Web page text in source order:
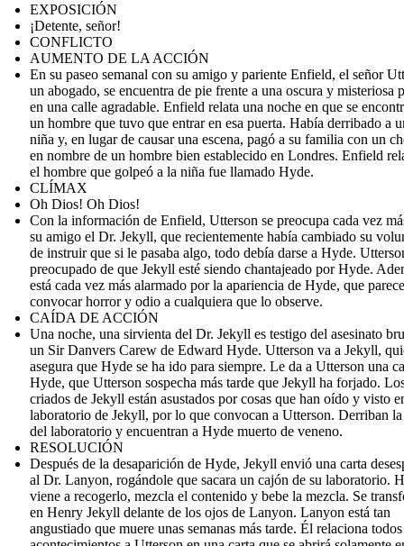
EXPOSICIÓN
¡Detente, señor!
CONFLICTO
AUMENTO DE LA ACCIÓN
En su paseo semanal con su amigo y pariente Enfield, el señor
un abogado, se encuentra de pie frente a una oscura y misteriosa
en una calle agradable. Enfield relata una noche en que se
un hombre que tuvo que entrar en esa puerta. Había derribado a
niña y, en lugar de causar una escena, pagó a su familia con un
en nombre de un hombre bien establecido en Londres. Enfield
el hombre que golpeó a la niña fue llamado Hyde.
CLÍMAX
Oh Dios! Oh Dios!
Con la información de Enfield, Utterson se preocupa cada vez
su amigo el Dr. Jekyll, que recientemente había cambiado su
de instruir que si le pasaba algo, todo debía darse a Hyde.
preocupado de que Jekyll esté siendo chantajeado por Hyde.
está cada vez más alarmado por la apariencia de Hyde, que parece
convocar horror y odio a cualquiera que lo observe.
CAÍDA DE ACCIÓN
Una noche, una sirvienta del Dr. Jekyll es testigo del asesinato
un Sir Danvers Carew de Edward Hyde. Utterson va a Jekyll,
asegura que Hyde se ha ido para siempre. Le da a Utterson una
Hyde, que Utterson sospecha más tarde que Jekyll ha forjado.
criados de Jekyll están asustados por cosas que han oído y visto
laboratorio de Jekyll, por lo que convocan a Utterson. Derriban
del laboratorio y encuentran a Hyde muerto de veneno.
RESOLUCIÓN
Después de la desaparición de Hyde, Jekyll envió una carta
al Dr. Lanyon, rogándole que sacara un cajón de su laboratorio.
viene a recogerlo, mezcla el contenido y bebe la mezcla. Se
en Henry Jekyll delante de los ojos de Lanyon. Lanyon está tan
angustiado que muere unas semanas más tarde. Él relaciona todos